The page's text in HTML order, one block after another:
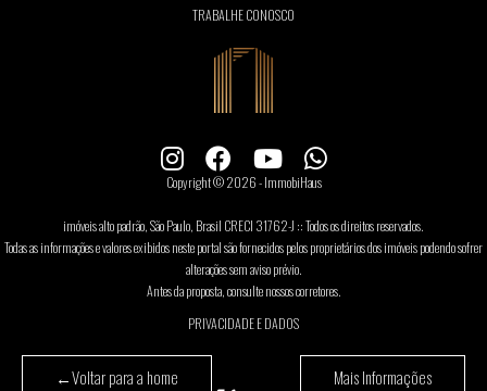
← Voltar para a home Mais Informações
TRABALHE CONOSCO
Copyright © 2026 - ImmobiHaus
imóveis alto padrão, São Paulo, Brasil CRECI 31762-J :: Todos os direitos reservados.
Todas as informações e valores exibidos neste portal são fornecidos pelos proprietários dos imóveis podendo sofrer
alterações sem aviso prévio.
Antes da proposta, consulte nossos corretores.
PRIVACIDADE E DADOS